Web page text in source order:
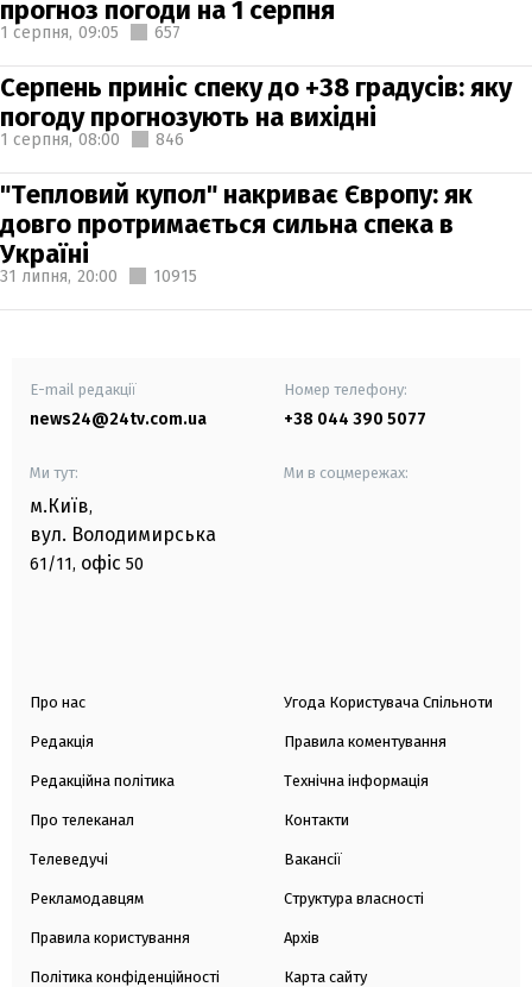
прогноз погоди на 1 серпня
1 серпня, 09:05 657
Серпень приніс спеку до +38 градусів: яку
погоду прогнозують на вихідні
1 серпня, 08:00 846
"Тепловий купол" накриває Європу: як
довго протримається сильна спека в
Україні
31 липня, 20:00 10915
E-mail редакції
news24@24tv.com.ua
Номер телефону:
+38 044 390 5077
Ми тут:
м.Київ,
вул. Володимирська
61/11, офіс 50
Ми в соцмережах:
Про нас
Редакція
Редакційна політика
Про телеканал
Телеведучі
Рекламодавцям
Правила користування
Політика конфіденційності
Угода Користувача Спільноти
Правила коментування
Технічна інформація
Контакти
Вакансії
Структура власності
Архів
Карта сайту